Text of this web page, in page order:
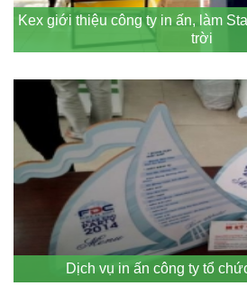
Kex giới thiệu công ty in ấn, làm
trời
Dịch vụ in ấn công ty tổ